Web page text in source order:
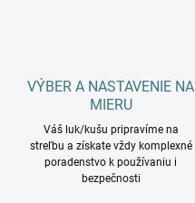
VÝBER A NASTAVENIE NA
MIERU
Váš luk/kušu pripravíme na
streľbu a získate vždy komplexné
poradenstvo k používaniu i
bezpečnosti